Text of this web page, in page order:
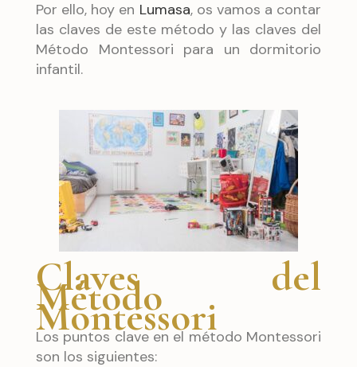
Por ello, hoy en Lumasa, os vamos a contar
las claves de este método y las claves del
Método Montessori para un dormitorio
infantil.
Claves del
Método
Montessori
Los puntos clave en el método Montessori
son los siguientes: